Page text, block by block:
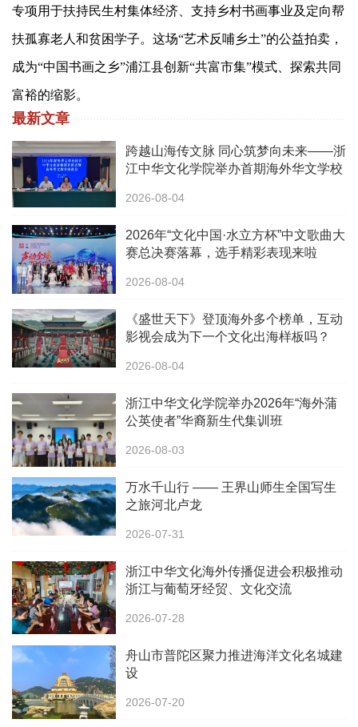
专项用于扶持民生村集体经济、支持乡村书画事业及定向帮
扶孤寡老人和贫困学子。这场“艺术反哺乡土”的公益拍卖，
成为“中国书画之乡”浦江县创新“共富市集”模式、探索共同
富裕的缩影。
最新文章
跨越山海传文脉 同心筑梦向未来——浙
江中华文化学院举办首期海外华文学校
2026-08-04
2026年“文化中国·水立方杯”中文歌曲大
赛总决赛落幕，选手精彩表现来啦
2026-08-04
《盛世天下》登顶海外多个榜单，互动
影视会成为下一个文化出海样板吗？
2026-08-04
浙江中华文化学院举办2026年“海外蒲
公英使者”华裔新生代集训班
2026-08-03
万水千山行 —— 王界山师生全国写生
之旅河北卢龙
2026-07-31
浙江中华文化海外传播促进会积极推动
浙江与葡萄牙经贸、文化交流
2026-07-28
舟山市普陀区聚力推进海洋文化名城建
设
2026-07-20